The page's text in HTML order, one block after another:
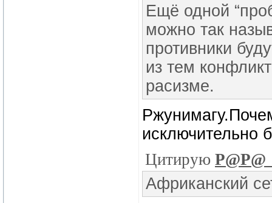
Ещё одной
можно так
противники
из тем
расизме.
исключительно
Цитирую
Африканский